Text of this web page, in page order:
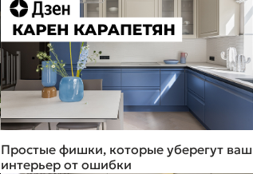
Простые фишки, которые уберегут ваш
интерьер от ошибки